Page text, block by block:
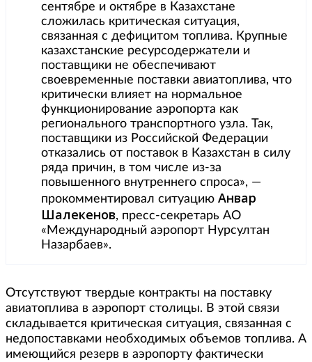
сентябре и октябре в Казахстане
сложилась критическая ситуация,
связанная с дефицитом топлива. Крупные
казахстанские ресурсодержатели и
поставщики не обеспечивают
своевременные поставки авиатоплива, что
критически влияет на нормальное
функционирование аэропорта как
регионального транспортного узла. Так,
поставщики из Российской Федерации
отказались от поставок в Казахстан в силу
ряда причин, в том числе из-за
повышенного внутреннего спроса», —
прокомментировал ситуацию Анвар
Шалекенов, пресс-секретарь АО
«Международный аэропорт Нурсултан
Назарбаев».
Отсутствуют твердые контракты на поставку
авиатоплива в аэропорт столицы. В этой связи
складывается критическая ситуация, связанная с
недопоставками необходимых объемов топлива. А
имеющийся резерв в аэропорту фактически